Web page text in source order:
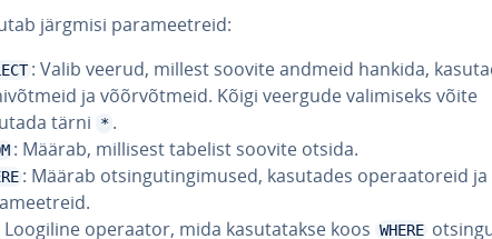
järgmisi pa­ra­meetreid:
: Valib veerud, millest soovite andmeid hankida,
ja võõr­võt­meid. Kõigi veergude va­li­miseks võite
tärni
* .
: Määrab, millisest tabelist soovite otsida.
: Määrab ot­sin­gu­tin­gi­mu­sed, kasutades ope­raa­to­reid
Loogiline operaator, mida ka­su­ta­takse koos WHERE